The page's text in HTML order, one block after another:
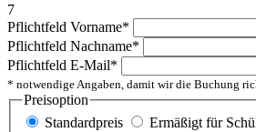
7
Pflichtfeld Vorname*
Pflichtfeld Nachname*
Pflichtfeld E-Mail*
* notwendige Angaben, damit wir die Buchung
Preisoption
Standardpreis
Ermäßigt für